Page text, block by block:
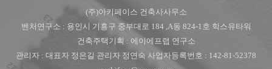
(주)아키페이스 건축사사무소
벤처연구소 : 용인시 기흥구 중부대로 184 ,A동 824-1호 힉스유타워
건축주택기획 : 에이에프랩 연구소
관리자 : 대표자 정은길 관리자 정연숙 사업자등록번호 : 142-81-52378